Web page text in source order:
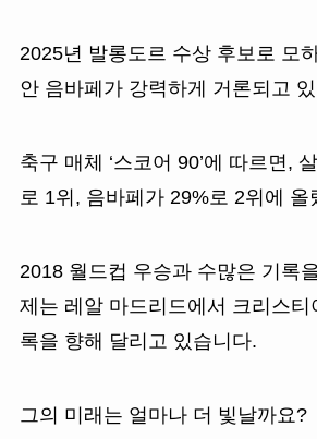
2025년 발롱도르 수상 후보로 모
안 음바페가 강력하게 거론되고
축구 매체 ‘스코어 90’에 따르면,
로 1위, 음바페가 29%로 2위에 올
2018 월드컵 우승과 수많은 기록
제는 레알 마드리드에서 크리스티
록을 향해 달리고 있습니다.
그의 미래는 얼마나 더 빛날까요?